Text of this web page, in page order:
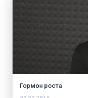
Гормон роста